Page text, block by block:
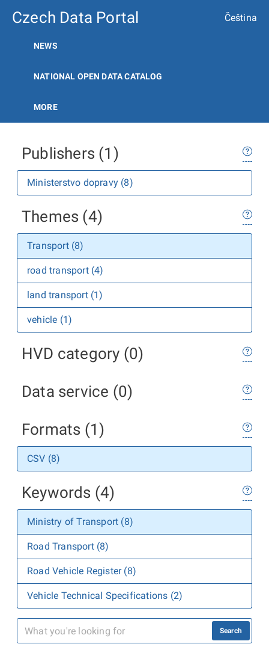
Czech Data Portal Čeština
NEWS
NATIONAL OPEN DATA CATALOG
MORE
Publishers (1)
Ministerstvo dopravy (8)
Themes (4)
Transport (8)
road transport (4)
land transport (1)
vehicle (1)
HVD category (0)
Data service (0)
Formats (1)
CSV (8)
Keywords (4)
Ministry of Transport (8)
Road Transport (8)
Road Vehicle Register (8)
Vehicle Technical Specifications (2)
Search